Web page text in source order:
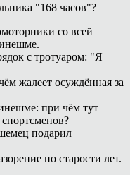
"168 часов"?
со всей
с тротуаром: "Я
жалеет осуждённая за
при чём тут
подарил
по старости лет.